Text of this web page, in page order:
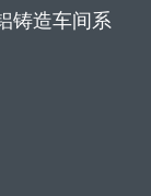
铸造车间系